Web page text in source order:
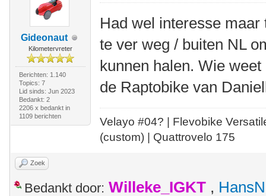
Gideonaut
Kilometervreter
Berichten: 1.140
Topics: 7
Lid sinds: Jun 2023
Bedankt: 2
2206 x bedankt in
1109 berichten
Had wel interesse
te ver weg / buiten NL
kunnen halen. Wie
de Raptobike van
Velayo #04? | Flevobike
(custom) | Quattrovelo 175
Zoek
Bedankt door: Willeke_IGKT ,